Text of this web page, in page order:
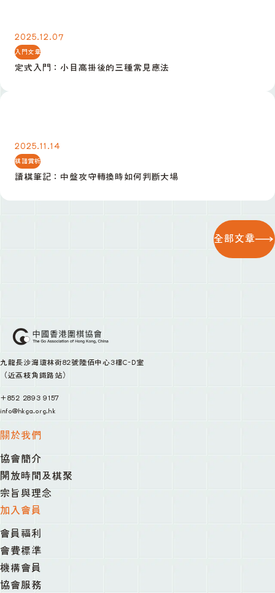
2025.12.07
入門文章
定式入門：小目高掛後的三種常見應法
2025.11.14
棋譜賞析
讀棋筆記：中盤攻守轉換時如何判斷大場
全部文章
九龍長沙灣瓊林街82號陸佰中心3樓C-D室
（近荔枝角鐵路站）
+852 2893 9157
info@hkga.org.hk
關於我們
協會簡介
開放時間及棋聚
宗旨與理念
加入會員
會員福利
會費標準
機構會員
協會服務